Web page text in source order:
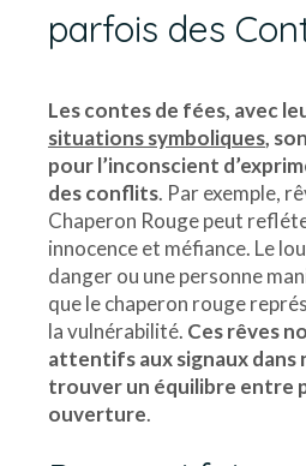
parfois des
Les contes de fées, avec
situations symboliques,
pour l’inconscient
des conflits. Par exemple,
Chaperon Rouge peut
innocence et méfiance. Le
danger ou une personne
que le chaperon rouge
la vulnérabilité. Ces rêves
attentifs aux signaux dans
trouver un équilibre entre
ouverture.